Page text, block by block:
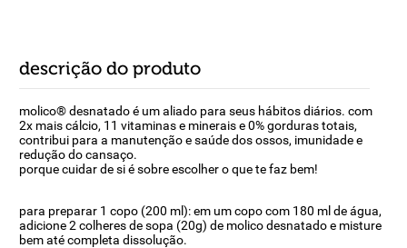
descrição do produto
molico® desnatado é um aliado para seus hábitos diários. com
2x mais cálcio, 11 vitaminas e minerais e 0% gorduras totais,
contribui para a manutenção e saúde dos ossos, imunidade e
redução do cansaço.
porque cuidar de si é sobre escolher o que te faz bem!
para preparar 1 copo (200 ml): em um copo com 180 ml de água,
adicione 2 colheres de sopa (20g) de molico desnatado e misture
bem até completa dissolução.